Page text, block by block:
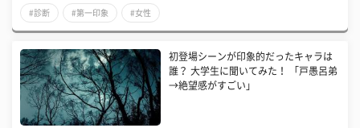
#診断 #第一印象 #女性
初登場シーンが印象的だったキャラは
誰？ 大学生に聞いてみた！ 「戸愚呂弟
→絶望感がすごい」